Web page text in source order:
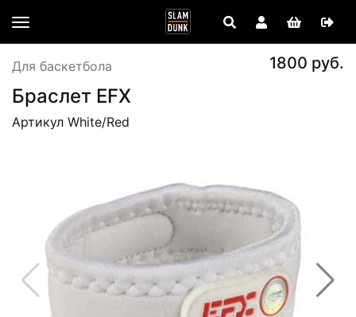
Для баскетбола 1800 руб.
Браслет EFX
Артикул White/Red